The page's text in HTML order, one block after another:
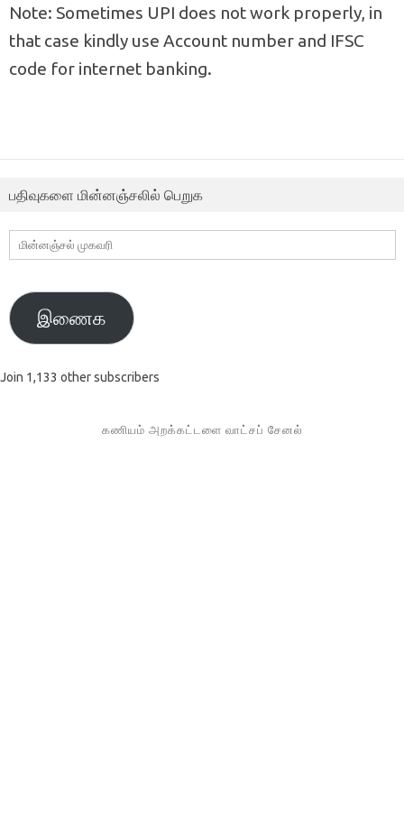
Note: Sometimes UPI does not work properly, in
that case kindly use Account number and IFSC
code for internet banking.
பதிவுகளை மின்னஞ்சலில் பெறுக
மின்னஞ்சல்
முகவரி
இணைக
Join 1,133 other subscribers
கணியம் அறக்கட்டளை வாட்சப் சேனல்